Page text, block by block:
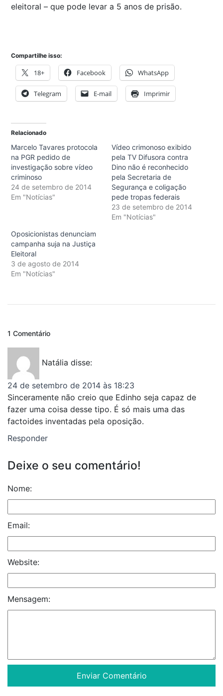
eleitoral – que pode levar a 5 anos de prisão.
Compartilhe isso:
18+ Facebook WhatsApp
Telegram E-mail Imprimir
Relacionado
Marcelo Tavares protocola
na PGR pedido de
investigação sobre vídeo
criminoso
24 de setembro de 2014
Em "Notícias"
Vídeo crimonoso exibido
pela TV Difusora contra
Dino não é reconhecido
pela Secretaria de
Segurança e coligação
pede tropas federais
23 de setembro de 2014
Em "Notícias"
Oposicionistas denunciam
campanha suja na Justiça
Eleitoral
3 de agosto de 2014
Em "Notícias"
1 Comentário
Natália disse:
24 de setembro de 2014 às 18:23
Sinceramente não creio que Edinho seja capaz de
fazer uma coisa desse tipo. É só mais uma das
factoides inventadas pela oposição.
Responder
Deixe o seu comentário!
Nome:
Email:
Website:
Mensagem: